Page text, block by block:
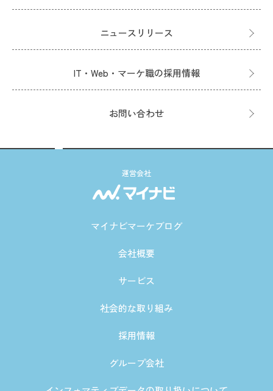
ニュースリリース
IT・Web・マーケ職の採用情報
お問い合わせ
運営会社
マイナビマーケブログ
会社概要
サービス
社会的な取り組み
採用情報
グループ会社